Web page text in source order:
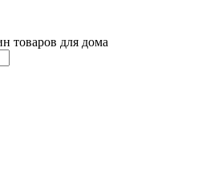
товаров для дома